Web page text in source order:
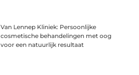
Van Lennep Kliniek: Persoonlijke
cosmetische behandelingen met oog
voor een natuurlijk resultaat